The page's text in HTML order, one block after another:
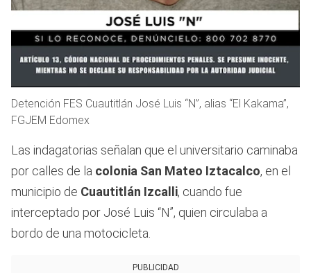
Detención FES Cuautitlán José Luis “N”, alias “El Kakama”,
FGJEM Edomex
Las indagatorias señalan que el universitario caminaba
por calles de la colonia San Mateo Iztacalco, en el
municipio de Cuautitlán Izcalli, cuando fue
interceptado por José Luis “N”, quien circulaba a
bordo de una motocicleta.
PUBLICIDAD